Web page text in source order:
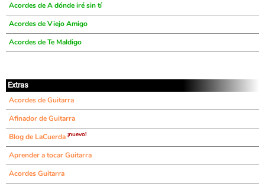
Acordes de A dónde iré sin tí
Acordes de Viejo Amigo
Acordes de Te Maldigo
Extras
Acordes de Guitarra
Afinador de Guitarra
Blog de LaCuerda ¡nuevo!
Aprender a tocar Guitarra
Acordes Guitarra